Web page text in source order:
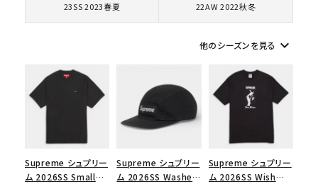
価格から探す
円 ～
在庫のない商品を表示する
23SS 2023春夏 22AW 2022秋冬
他のシーズンを見る keyboard_arrow_down
Supreme シュプリー
ム 2026SS Small
Supreme シュプリー
ム 2026SS Washed
Supreme シュプリー
ム 2026SS Wish